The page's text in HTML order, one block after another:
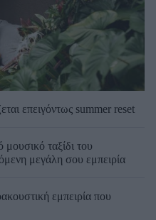
επειγόντως summer reset
ταξίδι του
μεγάλη σου εμπειρία
εμπειρία που